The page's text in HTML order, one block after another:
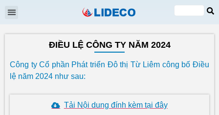
VI
EN
ĐIỀU LỆ CÔNG TY NĂM 2024
Công ty Cổ phần Phát triển Đô thị Từ Liêm công bố Điều
lệ năm 2024 như sau:
Tải Nội dung đính kèm tại đây